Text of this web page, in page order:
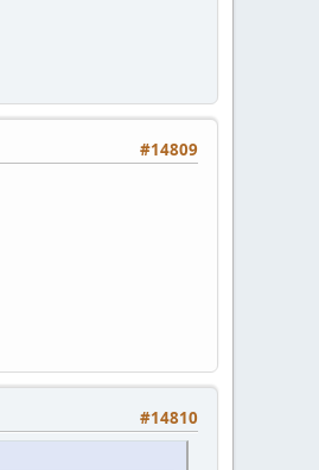
#14809
#14810